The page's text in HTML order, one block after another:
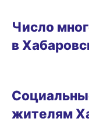
Число
в
жителям